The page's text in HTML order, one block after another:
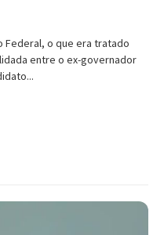
o que era tratado
entre o ex-governador